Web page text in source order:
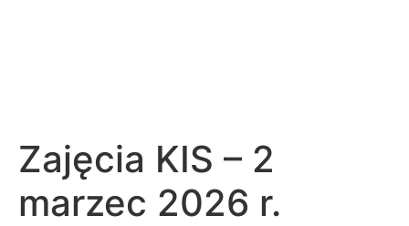
Zajęcia KIS – 2
marzec 2026 r.